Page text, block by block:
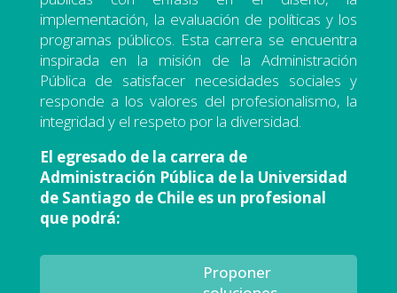
implementación, la evaluación de políticas y los
programas públicos. Esta carrera se encuentra
inspirada en la misión de la Administración
Pública de satisfacer necesidades sociales y
responde a los valores del profesionalismo, la
integridad y el respeto por la diversidad.
El egresado de la carrera de
Administración Pública de la Universidad
de Santiago de Chile es un profesional
que podrá:
Proponer